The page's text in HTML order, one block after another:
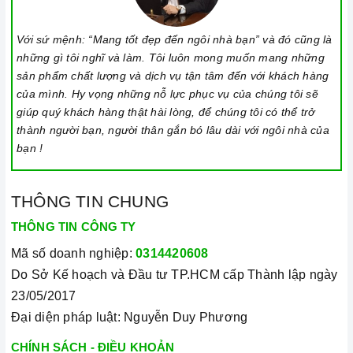
khiển, và thao tác trượt để tăng giảm công suất/ nhiệt độ/
thời gian.
Đặt công suất/ nhiệt độ/ hẹn giờ và chế độ nấu Booster theo
hướng dẫn sử dụng.
Khóa trẻ em: sử dụng để bảo đảm an toàn nếu nhà có trẻ em
và để ngăn mọi tác động làm thay đổi các cài đặt trong quá
trình nấu. Tất cả các nút sẽ bị khóa và chương trình nấu vẫn
sẽ tiếp tục chạy khi sử dụng tính năng này. Để kích hoạt
hoặc tắt tính năng này, nhấn giữ biểu tượng khóa trong vài
giây cho đến khi có tín hiệu thông báo.
Luôn dùng khăn mềm và khô để vệ sinh mặt bếp, chú ý lau
thật nhẹ để tránh làm trầy xước mặt bếp.
Đối với các vết bẩn cứng đầu, có thể dùng giấy ướt hoặc chất
tẩy rửa chuyên dụng để lau mặt bếp.
Với sứ mệnh: “Mang tốt đẹp đến ngôi nhà bạn” và đó cũng là
những gì tôi nghĩ và làm. Tôi luôn mong muốn mang những
sản phẩm chất lượng và dịch vụ tận tâm đến với khách hàng
của mình. Hy vọng những nỗ lực phục vụ của chúng tôi sẽ
giúp quý khách hàng thật hài lòng, để chúng tôi có thể trở
thành người bạn, người thân gắn bó lâu dài với ngôi nhà của
bạn !
THÔNG TIN CHUNG
THÔNG TIN CÔNG TY
Mã số doanh nghiệp: 0314420608
Do Sở Kế hoạch và Đầu tư TP.HCM cấp Thành lập ngày
23/05/2017
Đại diện pháp luật: Nguyễn Duy Phương
CHÍNH SÁCH - ĐIỀU KHOẢN